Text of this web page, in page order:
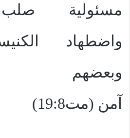
مسئولية
واضطهاد
وبعضهم
آمن (مت19:8)